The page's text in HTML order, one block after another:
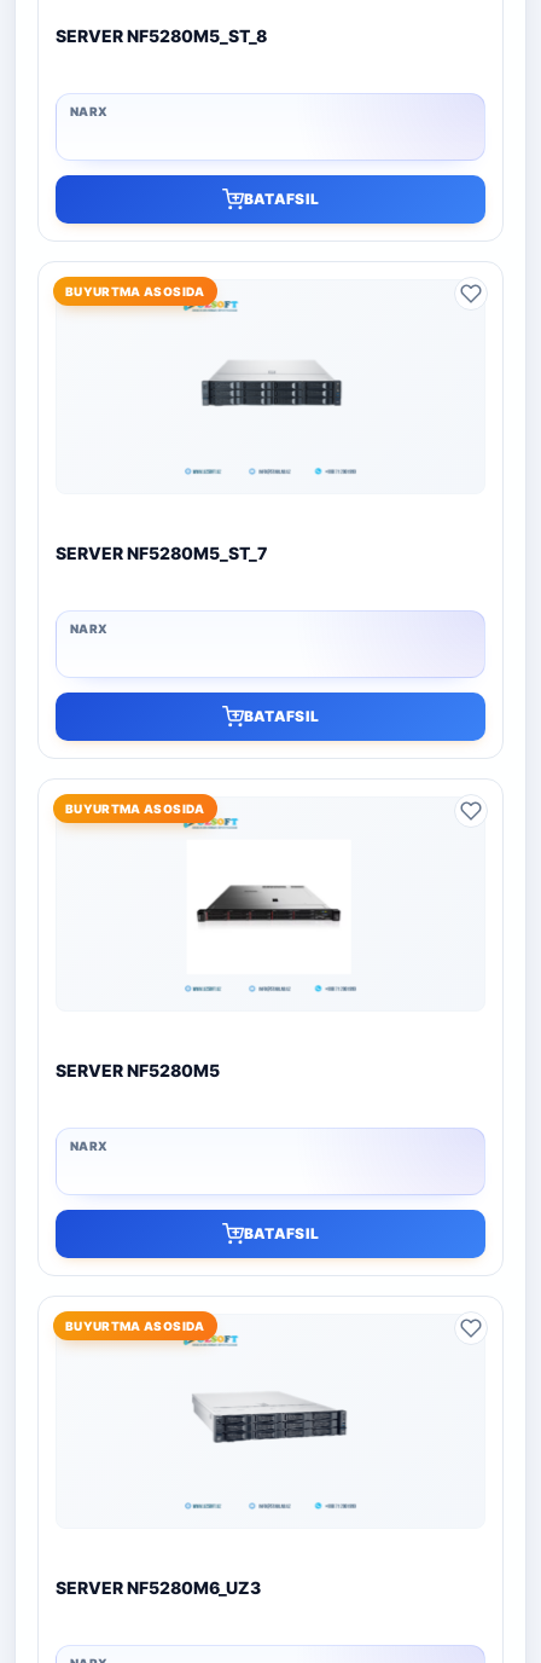
SERVER NF5280M5_ST_8
BATAFSIL
BUYURTMA ASOSIDA
SERVER NF5280M5_ST_7
BATAFSIL
BUYURTMA ASOSIDA
SERVER NF5280M5
BATAFSIL
BUYURTMA ASOSIDA
SERVER NF5280M6_UZ3